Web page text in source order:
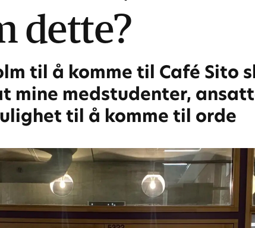
dette?
til å komme til Café Sito
mine medstudenter,
til å komme til orde